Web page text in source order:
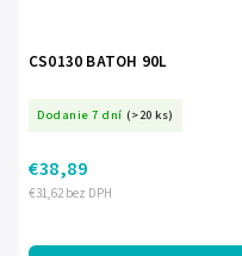
CS0130 BATOH 90L
Dodanie 7 dní (>20 ks)
€31,62 bez DPH
€38,89